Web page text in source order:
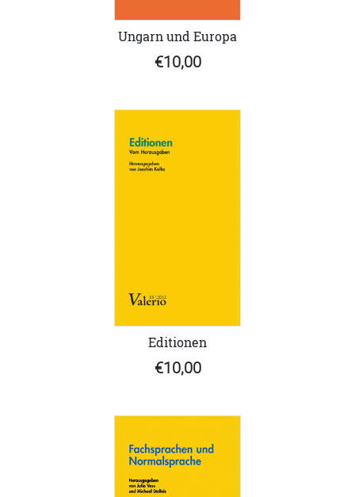
Ungarn und Europa
€10,00
Editionen
€10,00